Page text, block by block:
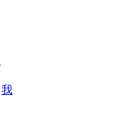
我